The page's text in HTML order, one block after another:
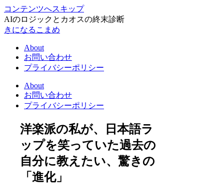
コンテンツへスキップ
AIのロジックとカオスの終末診断
きになるこまめ
About
お問い合わせ
プライバシーポリシー
About
お問い合わせ
プライバシーポリシー
洋楽派の私が、日本語ラ
ップを笑っていた過去の
自分に教えたい、驚きの
「進化」